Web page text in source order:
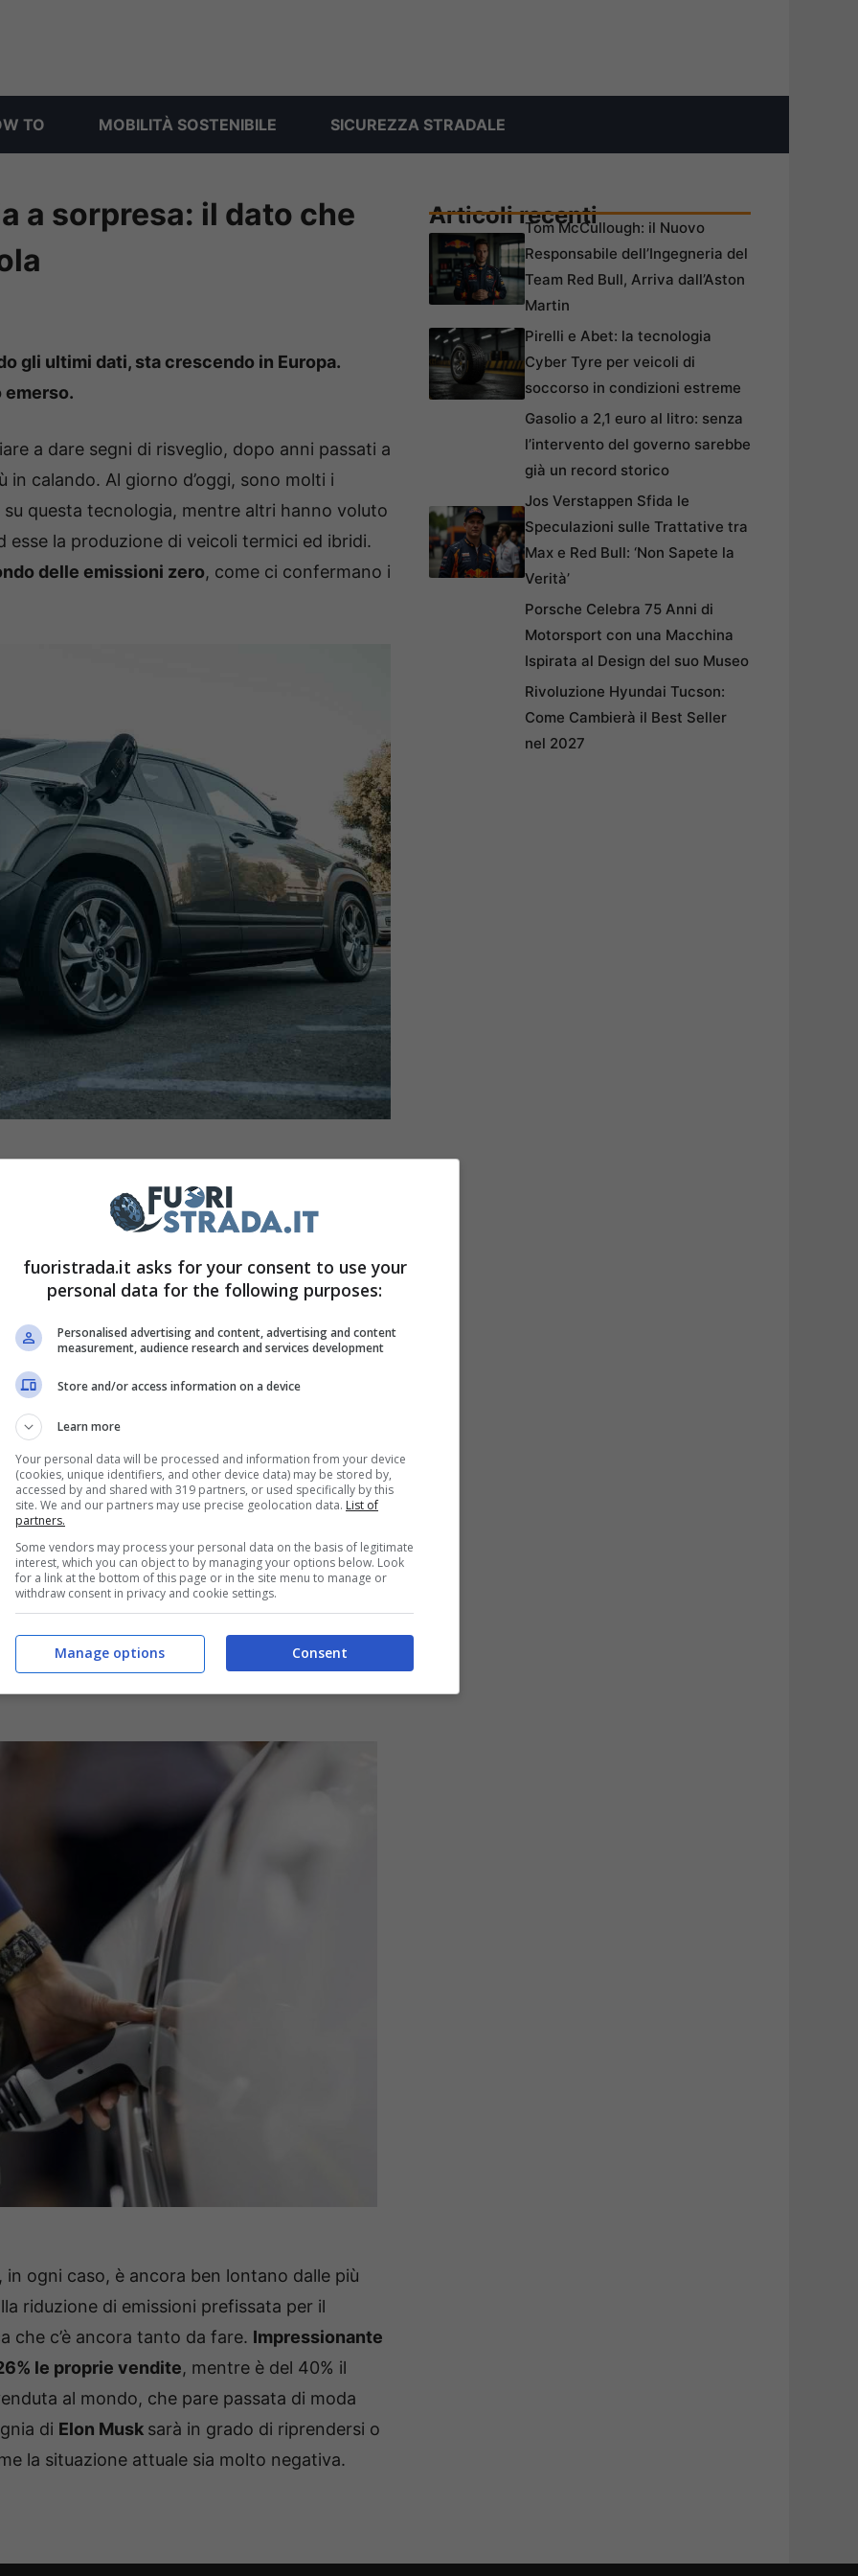
TO MOBILITÀ SOSTENIBILE SICUREZZA STRADALE
a sorpresa: il dato che
gli ultimi dati, sta crescendo in Europa.
emerso.
a dare segni di risveglio, dopo anni passati a
calando. Al giorno d’oggi, sono molti i
questa tecnologia, mentre altri hanno voluto
esse la produzione di veicoli termici ed ibridi.
delle emissioni zero, come ci confermano i
da una vita per quanto riguarda l’auto
riportato da fonti ufficiali,sono state
nel mese di marzo
Si tratta di dati di tutto rispetto, e che
che si era registrato un anno fa. Ma
le immatricolazioni nel settore.
sulle vendite europee
elettriche a marzo è aumentata del 24%
, raggiungendo una quota di mercato del 17%.
che sino a pochi mesi fa questa quota
che l’incremento, dunque, è stato marcato. La
1,3 milioni di auto immatricolate sul territorio
quasi 3,3 milioni nel 2025 sino ad oggi,
dello scorso anno. I dati sono stati
“, che ha lavorato assieme alla società di ricerca
in ogni caso, è ancora ben lontano dalle più
riduzione di emissioni prefissata per il
che c’è ancora tanto da fare. Impressionante
le proprie vendite, mentre è del 40% il
al mondo, che pare passata di moda
di Elon Musk sarà in grado di riprendersi o
la situazione attuale sia molto negativa.
Articoli recentiTom McCullough: il Nuovo
Responsabile dell’Ingegneria del
Team Red Bull, Arriva dall’Aston
Martin
Pirelli e Abet: la tecnologia
Cyber Tyre per veicoli di
soccorso in condizioni estreme
Gasolio a 2,1 euro al litro: senza
l’intervento del governo sarebbe
già un record storico
Jos Verstappen Sfida le
Speculazioni sulle Trattative tra
Max e Red Bull: ‘Non Sapete la
Verità’
Porsche Celebra 75 Anni di
Motorsport con una Macchina
Ispirata al Design del suo Museo
Rivoluzione Hyundai Tucson:
Come Cambierà il Best Seller
nel 2027
fuoristrada.it asks for your consent to use your
personal data for the following purposes:
Personalised advertising and content, advertising and content
measurement, audience research and services development
Store and/or access information on a device
Learn more
Your personal data will be processed and information from your device
(cookies, unique identifiers, and other device data) may be stored by,
accessed by and shared with 319 partners, or used specifically by this
site. We and our partners may use precise geolocation data. List of
partners.
Some vendors may process your personal data on the basis of legitimate
interest, which you can object to by managing your options below. Look
for a link at the bottom of this page or in the site menu to manage or
withdraw consent in privacy and cookie settings.
Consent
Manage options